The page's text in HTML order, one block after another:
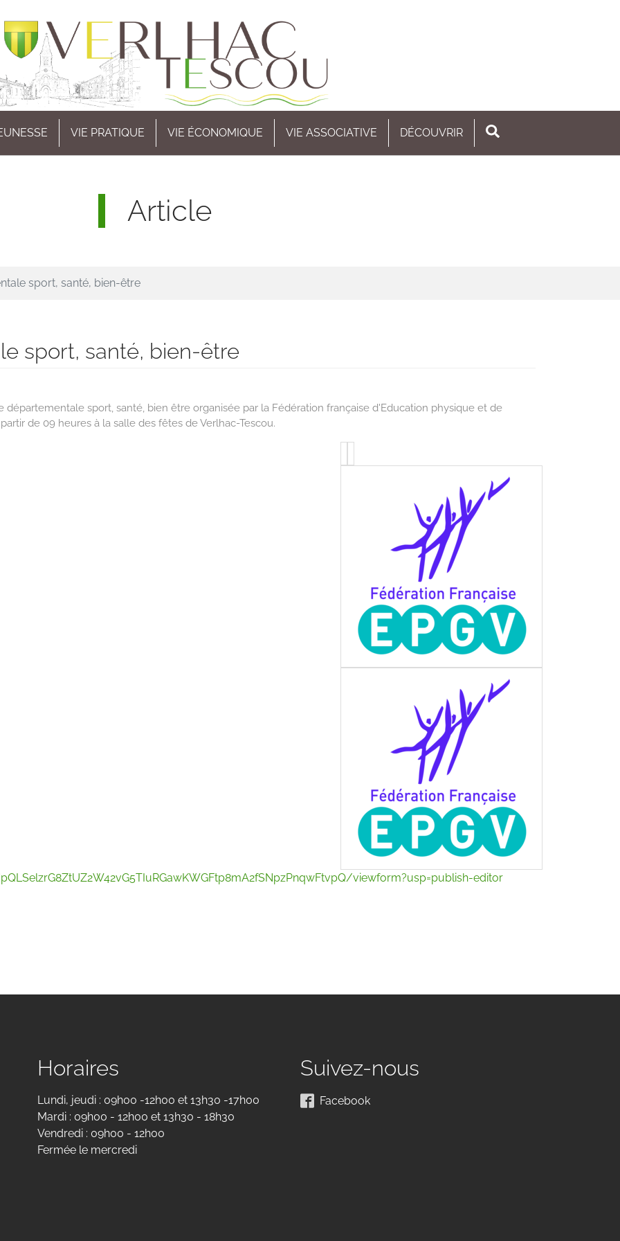
VIE PRATIQUE VIE ÉCONOMIQUE VIE ASSOCIATIVE DÉCOUVRIR
Article
sport, santé, bien-être
sport, santé, bien-être
départementale sport, santé, bien être organisée par la Fédération française d'Education physique et de
de 09 heures à la salle des fêtes de Verlhac-Tescou.
viewform?usp=publish-editor
Horaires
Lundi, jeudi : 09h00 -12h00 et 13h30 -17h00
Mardi : 09h00 - 12h00 et 13h30 - 18h30
Vendredi : 09h00 - 12h00
Fermée le mercredi
Suivez-nous
Facebook
des cookies